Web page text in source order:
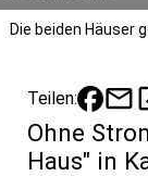
Die beiden Häuser
Teilen: mail
Ohne
Haus" in